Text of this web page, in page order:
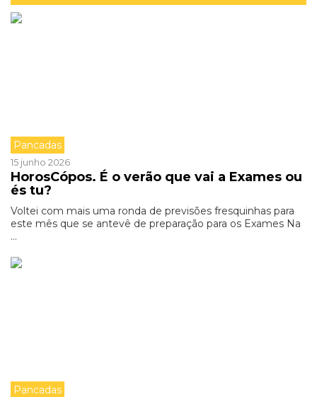
Pancadas
15 junho 2026
HorosCópos. É o verão que vai a Exames ou
és tu?
Voltei com mais uma ronda de previsões fresquinhas para
este mês que se antevê de preparação para os Exames Na
...
Pancadas